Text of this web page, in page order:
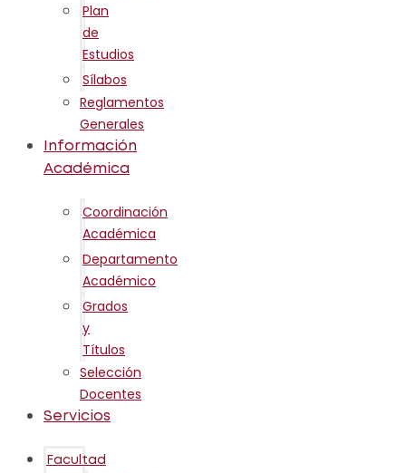
Plan
de
Estudios
Sílabos
Reglamentos
Generales
Información
Académica
Coordinación
Académica
Departamento
Académico
Grados
y
Títulos
Selección
Docentes
Servicios
Facultad